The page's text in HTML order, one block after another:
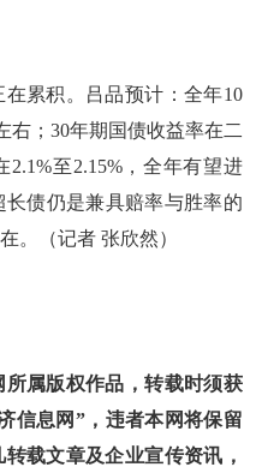
累积。吕品预计：全年10
右；30年期国债收益率在二
至2.15%，全年有望进
长债仍是兼具赔率与胜率的
。（记者 张欣然）
属版权作品，转载时须获
信息网”，违者本网将保留
载文章及企业宣传资讯，